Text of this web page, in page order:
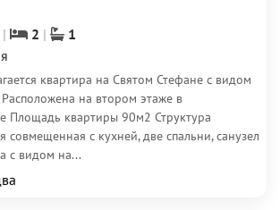
2
1
квартира на Святом Стефане с видом
на втором этаже в
Площадь квартиры 90м2 Структура
совмещенная с кухней, две спальни, санузел
с видом на...